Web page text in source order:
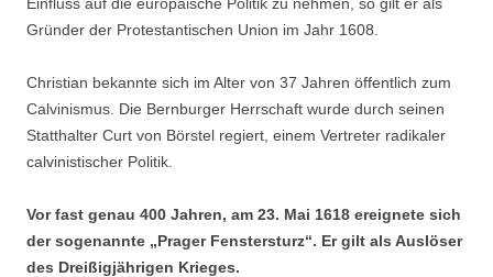
Gründer der Protestantischen Union im Jahr 1608.
Christian bekannte sich im Alter von 37 Jahren öffentlich zum
Calvinismus. Die Bernburger Herrschaft wurde durch seinen
Statthalter Curt von Börstel regiert, einem Vertreter radikaler
calvinistischer Politik.
Vor fast genau 400 Jahren, am 23. Mai 1618 ereignete sich
der sogenannte „Prager Fenstersturz“. Er gilt als Auslöser
des Dreißigjährigen Krieges.